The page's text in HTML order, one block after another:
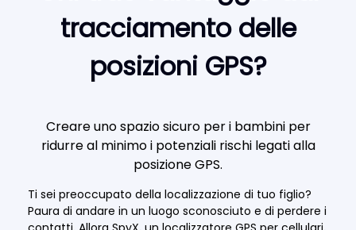
tracciamento delle
posizioni GPS?
Creare uno spazio sicuro per i bambini per
ridurre al minimo i potenziali rischi legati alla
posizione GPS.
Ti sei preoccupato della localizzazione di tuo figlio?
Paura di andare in un luogo sconosciuto e di perdere i